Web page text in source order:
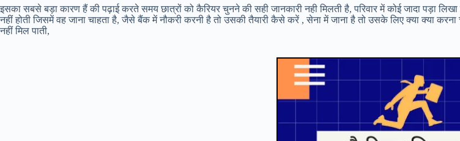
इसका सबसे बड़ा कारण हैं की पढ़ाई करते समय छात्रों को कैरियर चुनने की सही जानकारी नही मिलती है, परिवार में कोई जादा पड़ा
नहीं होती जिसमें वह जाना चाहता है, जैसे बैंक में नौकरी करनी है तो उसकी तैयारी कैसे करें , सेना में जाना है तो उसके लिए क्या क्या करना
नहीं मिल पाती,